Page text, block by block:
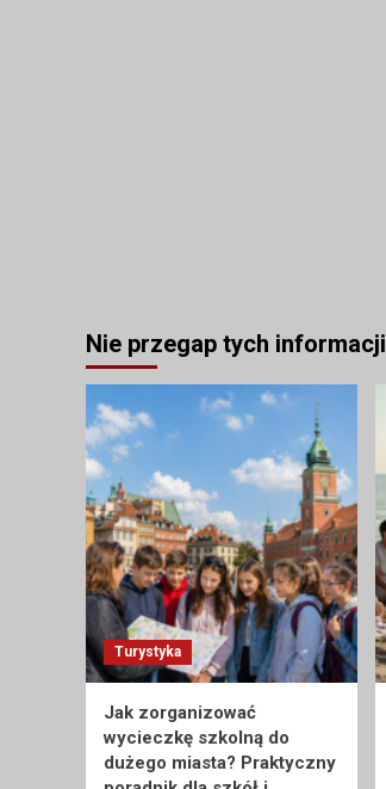
Nie przegap tych informacji
Turystyka
Jak zorganizować
wycieczkę szkolną do
dużego miasta? Praktyczny